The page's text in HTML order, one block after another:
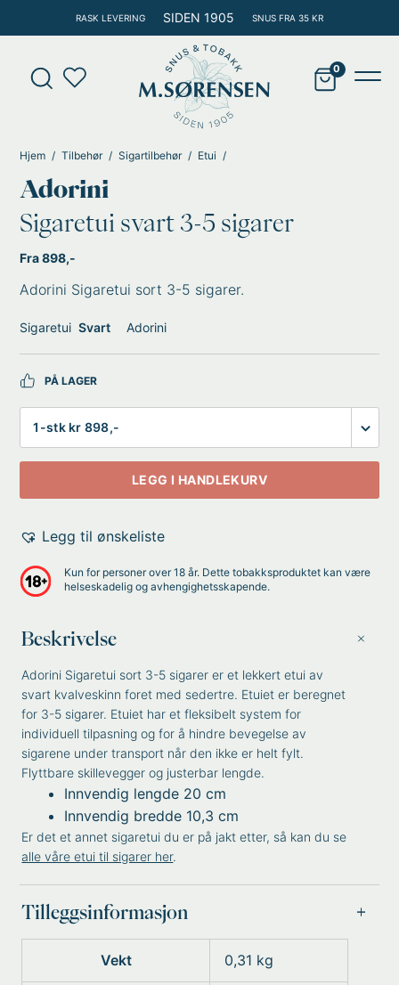
rett
innholdet
RASK LEVERING SIDEN 1905 SNUS FRA 35 KR
Products
search
Hjem Tilbehør Sigartilbehør Etui
Adorini
Sigaretui svart 3-5 sigarer
Fra 898,-
Adorini Sigaretui sort 3-5 sigarer.
Sigaretui Svart Adorini
PÅ LAGER
LEGG I HANDLEKURV
Legg til ønskeliste
Kun for personer over 18 år. Dette tobakksproduktet kan være
helseskadelig og avhengighetsskapende.
Beskrivelse
Adorini Sigaretui sort 3-5 sigarer er et lekkert etui av
svart kvalveskinn foret med sedertre. Etuiet er beregnet
for 3-5 sigarer. Etuiet har et fleksibelt system for
individuell tilpasning og for å hindre bevegelse av
sigarene under transport når den ikke er helt fylt.
Flyttbare skillevegger og justerbar lengde.
Innvendig lengde 20 cm
Innvendig bredde 10,3 cm
Er det et annet sigaretui du er på jakt etter, så kan du se
alle våre etui til sigarer her.
Tilleggsinformasjon
Vekt 0,31 kg